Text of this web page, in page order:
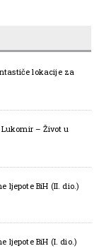
lokacije za
Lukomir – Život u
ljepote BiH (II. dio.)
ljepote BiH (I. dio.)